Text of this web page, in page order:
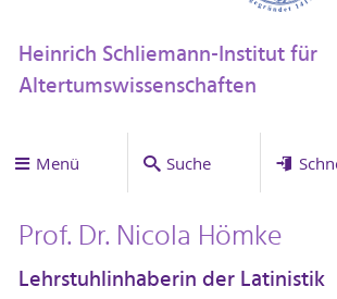
Heinrich Schliemann-Institut für
Altertumswissenschaften
Menü Suche
Prof. Dr. Nicola Hömke
Lehrstuhlinhaberin der Latinistik